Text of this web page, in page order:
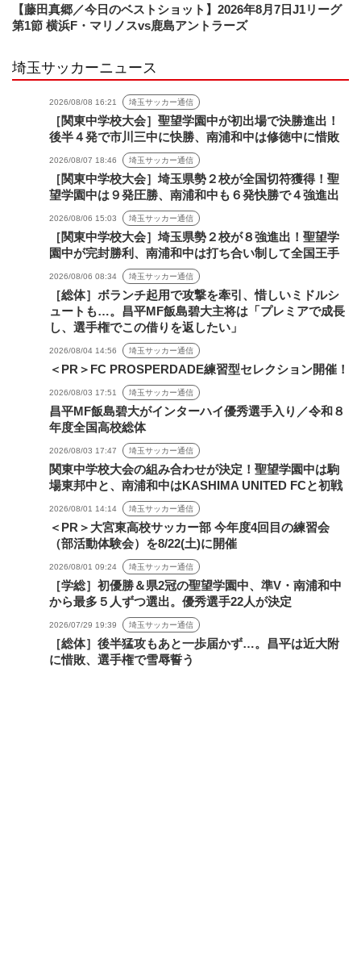
【藤田真郷／今日のベストショット】2026年8月7日J1リーグ
第1節 横浜F・マリノスvs鹿島アントラーズ
埼玉サッカーニュース
2026/08/08 16:21 埼玉サッカー通信
［関東中学校大会］聖望学園中が初出場で決勝進出！
後半４発で市川三中に快勝、南浦和中は修徳中に惜敗
2026/08/07 18:46 埼玉サッカー通信
［関東中学校大会］埼玉県勢２校が全国切符獲得！聖
望学園中は９発圧勝、南浦和中も６発快勝で４強進出
2026/08/06 15:03 埼玉サッカー通信
［関東中学校大会］埼玉県勢２校が８強進出！聖望学
園中が完封勝利、南浦和中は打ち合い制して全国王手
2026/08/06 08:34 埼玉サッカー通信
［総体］ボランチ起用で攻撃を牽引、惜しいミドルシ
ュートも…。昌平MF飯島碧大主将は「プレミアで成長
し、選手権でこの借りを返したい」
2026/08/04 14:56 埼玉サッカー通信
＜PR＞FC PROSPERDADE練習型セレクション開催！
2026/08/03 17:51 埼玉サッカー通信
昌平MF飯島碧大がインターハイ優秀選手入り／令和８
年度全国高校総体
2026/08/03 17:47 埼玉サッカー通信
関東中学校大会の組み合わせが決定！聖望学園中は駒
場東邦中と、南浦和中はKASHIMA UNITED FCと初戦
2026/08/01 14:14 埼玉サッカー通信
＜PR＞大宮東高校サッカー部 今年度4回目の練習会
（部活動体験会）を8/22(土)に開催
2026/08/01 09:24 埼玉サッカー通信
［学総］初優勝＆県2冠の聖望学園中、準V・南浦和中
から最多５人ずつ選出。優秀選手22人が決定
2026/07/29 19:39 埼玉サッカー通信
［総体］後半猛攻もあと一歩届かず…。昌平は近大附
に惜敗、選手権で雪辱誓う